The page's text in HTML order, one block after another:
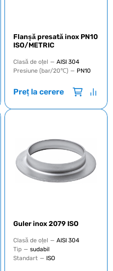
Flanșă presată inox PN10
ISO/METRIC
Clasă de oțel — AISI 304
Presiune (bar/20℃) — PN10
Preț la cerere
Guler inox 2079 ISO
Clasă de oțel — AISI 304
Tip — sudabil
Standart — ISO